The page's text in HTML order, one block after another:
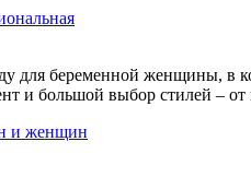
для беременной женщины, в
и большой выбор стилей –
и женщин